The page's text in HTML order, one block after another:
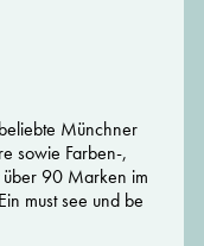
Münchner
sowie Farben-,
über 90 Marken im
must see und be